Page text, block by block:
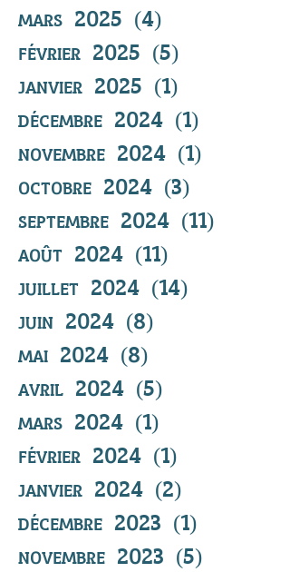
mars 2025 (4)
février 2025 (5)
janvier 2025 (1)
décembre 2024 (1)
novembre 2024 (1)
octobre 2024 (3)
septembre 2024 (11)
août 2024 (11)
juillet 2024 (14)
juin 2024 (8)
mai 2024 (8)
avril 2024 (5)
mars 2024 (1)
février 2024 (1)
janvier 2024 (2)
décembre 2023 (1)
novembre 2023 (5)